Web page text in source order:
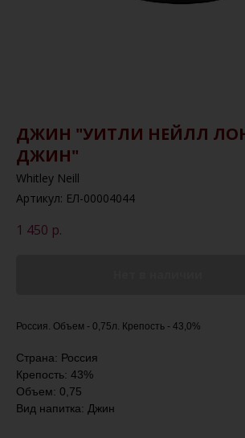
ДЖИН "УИТЛИ НЕЙЛЛ
ДЖИН"
Whitley Neill
Артикул: ЕЛ-00004044
1 450 р.
Россия. Объем - 0,75л. Крепость - 43,0%
Страна: Россия
Крепость: 43%
Объем: 0,75
Вид напитка: Джин